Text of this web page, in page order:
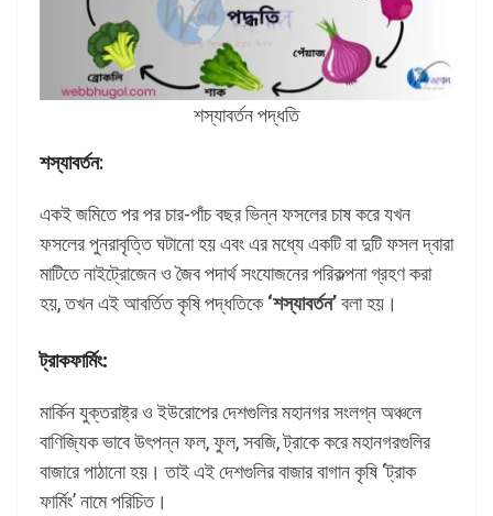
শস্যাবর্তন পদ্ধতি
শস্যাবর্তন:
একই জমিতে পর পর চার-পাঁচ বছর ভিন্ন ফসলের চাষ করে যখন
ফসলের পুনরাবৃত্তি ঘটানো হয় এবং এর মধ্যে একটি বা দুটি ফসল দ্বারা
মাটিতে নাইট্রোজেন ও জৈব পদার্থ সংযোজনের পরিকল্পনা গ্রহণ করা
হয়, তখন এই আবর্তিত কৃষি পদ্ধতিকে‘শস্যাবর্তন’বলা হয়।
ট্রাকফার্মিং:
মার্কিন যুক্তরাষ্ট্র ও ইউরোপের দেশগুলির মহানগর সংলগ্ন অঞ্চলে
বাণিজ্যিক ভাবে উৎপন্ন ফল, ফুল, সবজি, ট্রাকে করে মহানগরগুলির
বাজারে পাঠানো হয়। তাই এই দেশগুলির বাজার বাগান কৃষি ‘ট্রাক
ফার্মিং’ নামে পরিচিত।